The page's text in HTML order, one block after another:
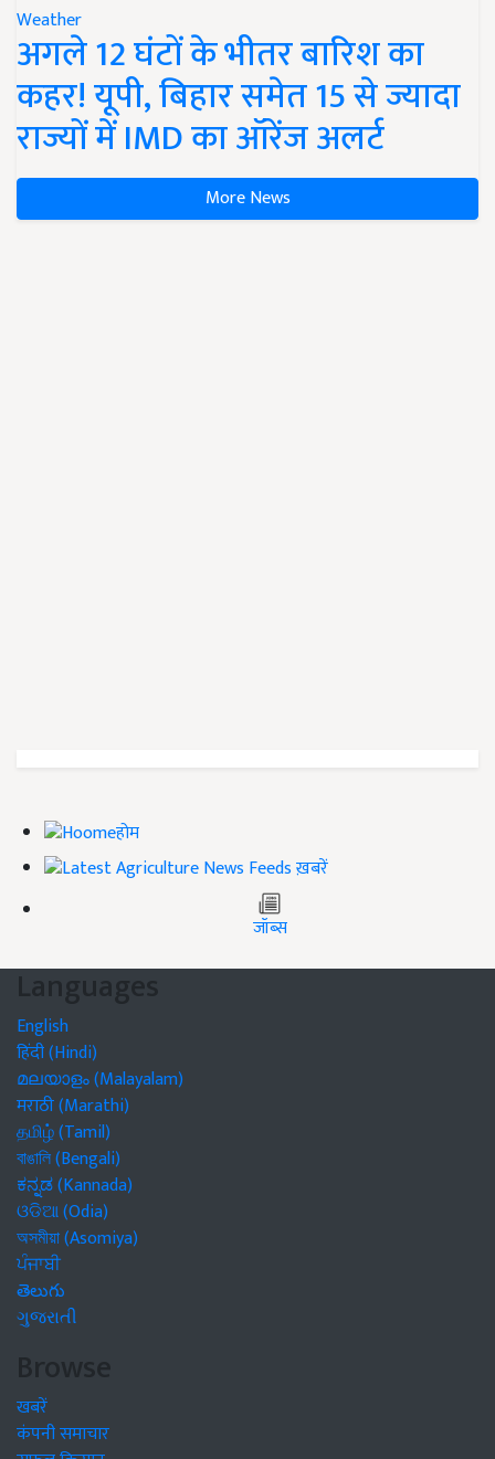
Weather
अगले 12 घंटों के भीतर बारिश का
कहर! यूपी, बिहार समेत 15 से ज्यादा
राज्यों में IMD का ऑरेंज अलर्ट
More News
होम
ख़बरें
जॉब्स
Languages
English
हिंदी (Hindi)
മലയാളം (Malayalam)
मराठी (Marathi)
தமிழ் (Tamil)
বাঙালি (Bengali)
ಕನ್ನಡ (Kannada)
ଓଡିଆ (Odia)
অসমীয়া (Asomiya)
ਪੰਜਾਬੀ
తెలుగు
ગુજરાતી
Browse
खबरें
कंपनी समाचार